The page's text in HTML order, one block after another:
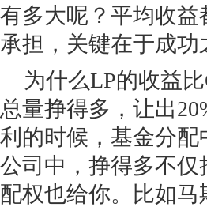
有多大呢？平均收
承担，关键在于成
为什么LP的收益
总量挣得多，让出
利的时候，基金分
公司中，挣得多不
配权也给你。比如